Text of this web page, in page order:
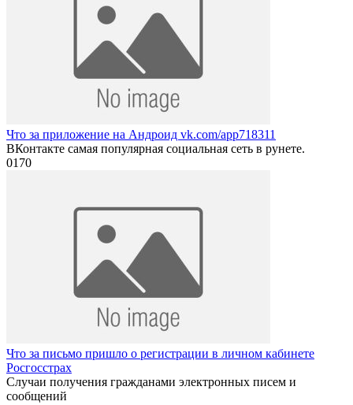
Что за приложение на Андроид vk.com/app718311
ВКонтакте самая популярная социальная сеть в рунете.
0170
Что за письмо пришло о регистрации в личном кабинете
Росгосстрах
Случаи получения гражданами электронных писем и
сообщений